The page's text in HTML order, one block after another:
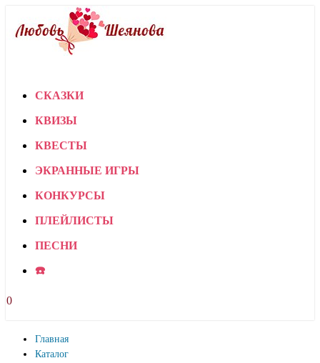
СКАЗКИ
КВИЗЫ
КВЕСТЫ
ЭКРАННЫЕ ИГРЫ
КОНКУРСЫ
ПЛЕЙЛИСТЫ
ПЕСНИ
☎️
0
Главная
Каталог